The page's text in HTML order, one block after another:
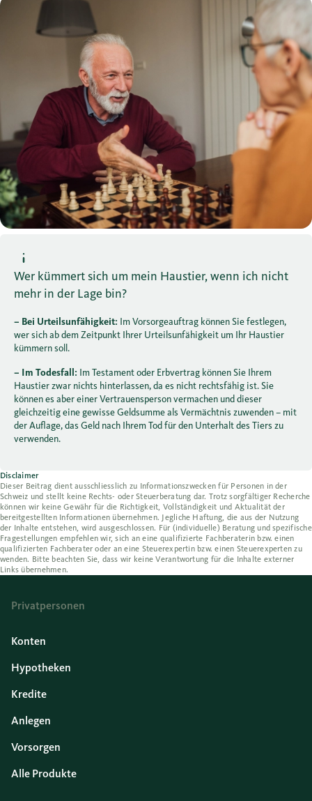
Wer kümmert sich um mein Haustier, wenn ich nicht
mehr in der Lage bin?
– Bei Urteilsunfähigkeit: Im Vorsorgeauftrag können Sie festlegen,
wer sich ab dem Zeitpunkt Ihrer Urteilsunfähigkeit um Ihr Haustier
kümmern soll.
– Im Todesfall: Im Testament oder Erbvertrag können Sie Ihrem
Haustier zwar nichts hinterlassen, da es nicht rechtsfähig ist. Sie
können es aber einer Vertrauensperson vermachen und dieser
gleichzeitig eine gewisse Geldsumme als Vermächtnis zuwenden – mit
der Auflage, das Geld nach Ihrem Tod für den Unterhalt des Tiers zu
verwenden.
Disclaimer
Dieser Beitrag dient ausschliesslich zu Informationszwecken für Personen in der
Schweiz und stellt keine Rechts- oder Steuerberatung dar. Trotz sorgfältiger Recherche
können wir keine Gewähr für die Richtigkeit, Vollständigkeit und Aktualität der
bereitgestellten Informationen übernehmen. Jegliche Haftung, die aus der Nutzung
der Inhalte entstehen, wird ausgeschlossen. Für (individuelle) Beratung und spezifische
Fragestellungen empfehlen wir, sich an eine qualifizierte Fachberaterin bzw. einen
qualifizierten Fachberater oder an eine Steuerexpertin bzw. einen Steuerexperten zu
wenden. Bitte beachten Sie, dass wir keine Verantwortung für die Inhalte externer
Links übernehmen.
Privatpersonen
Konten
Hypotheken
Kredite
Anlegen
Vorsorgen
Alle Produkte